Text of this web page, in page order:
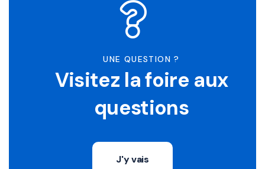
UNE QUESTION ?
Visitez la foire aux
questions
J'y vais